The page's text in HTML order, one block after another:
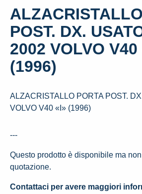
POST. DX.
2002 VOLVO V40
(1996)
ALZACRISTALLO PORTA POST.
VOLVO V40 «I» (1996)
---
Questo prodotto è disponibile ma
quotazione.
Contattaci per avere maggiori